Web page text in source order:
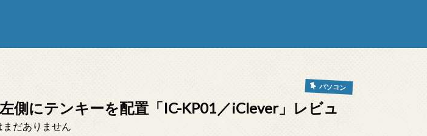
パソコン
側にテンキーを配置「IC-KP01／iClever」レビュ
まだありません